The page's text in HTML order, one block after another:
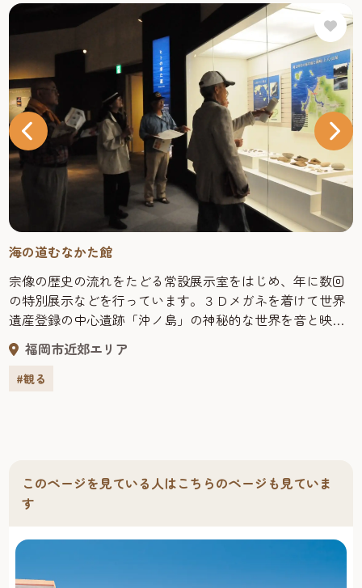
海の道むなかた館
宗像の歴史の流れをたどる常設展示室をはじめ、年に数回
の特別展示などを行っています。３Ｄメガネを着けて世界
遺産登録の中心遺跡「沖ノ島」の神秘的な世界を音と映像
でリアルな体験をすることもできます。 館内には図書館や
休憩スペースもあり、特産品購入や軽食をとることもでき
ます。 総合インフォメーションではレンタサイクルの受付
福岡市近郊エリア
#観る
このページを見ている人はこちらのページも見ていま
す